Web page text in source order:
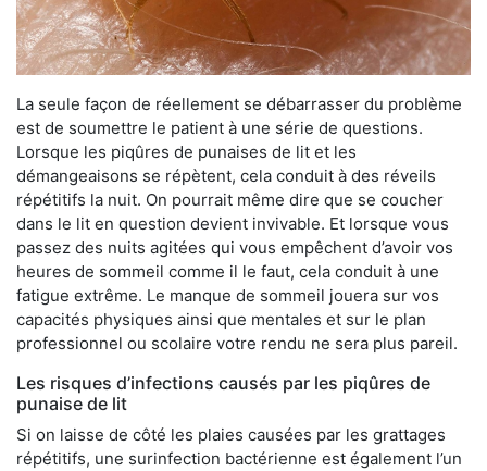
La seule façon de réellement se débarrasser du problème
est de soumettre le patient à une série de questions.
Lorsque les piqûres de punaises de lit et les
démangeaisons se répètent, cela conduit à des réveils
répétitifs la nuit. On pourrait même dire que se coucher
dans le lit en question devient invivable. Et lorsque vous
passez des nuits agitées qui vous empêchent d’avoir vos
heures de sommeil comme il le faut, cela conduit à une
fatigue extrême. Le manque de sommeil jouera sur vos
capacités physiques ainsi que mentales et sur le plan
professionnel ou scolaire votre rendu ne sera plus pareil.
Les risques d’infections causés par les piqûres de
punaise de lit
Si on laisse de côté les plaies causées par les grattages
répétitifs, une surinfection bactérienne est également l’un